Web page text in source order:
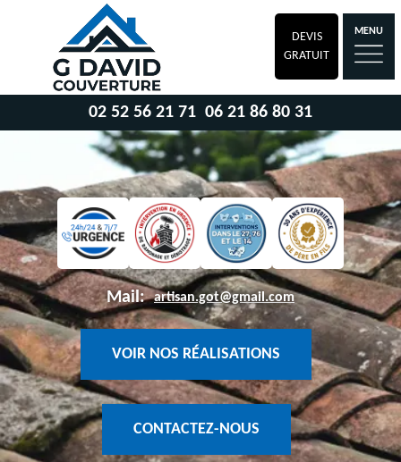
DEVIS
GRATUIT
MENU
02 52 56 21 71 06 21 86 80 31
Mail: artisan.got@gmail.com
VOIR NOS RÉALISATIONS
CONTACTEZ-NOUS